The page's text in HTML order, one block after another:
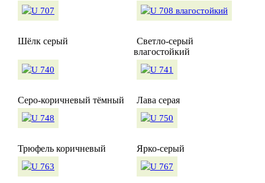
Шёлк серый
Светло-серый
влагостойкий
Серо-коричневый тёмный Лава серая
Трюфель коричневый Ярко-серый